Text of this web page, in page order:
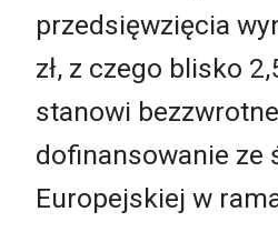
przedsięwzięcia
zł, z czego blisko
stanowi bezzwrotne
dofinansowanie ze
Europejskiej w